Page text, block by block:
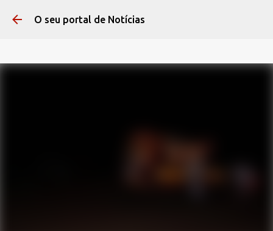
O seu portal de Notícias